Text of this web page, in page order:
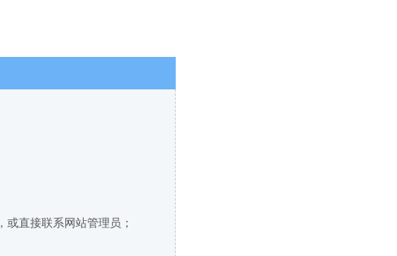
直接联系网站管理员；